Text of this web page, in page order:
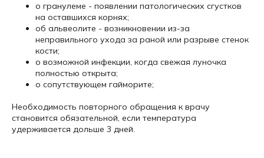
о гранулеме - появлении патологических сгустков
на оставшихся корнях;
об альвеолите - возникновении из-за
неправильного ухода за раной или разрыве стенок
кости;
о возможной инфекции, когда свежая луночка
полностью открыта;
о сопутствующем гайморите;
Необходимость повторного обращения к врачу
становится обязательной, если температура
удерживается дольше 3 дней.